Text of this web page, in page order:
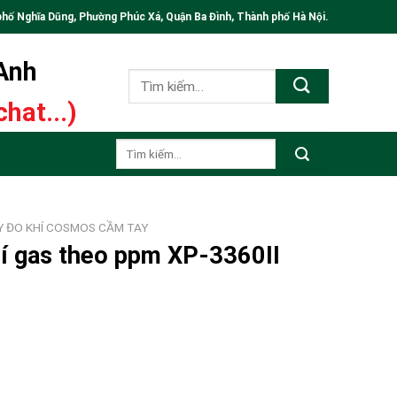
Dũng, Phường Phúc Xá, Quận Ba Đình, Thành phố Hà Nội.
Tìm
ĐO KHÍ COSMOS CẦM TAY
gas theo ppm XP-3360II